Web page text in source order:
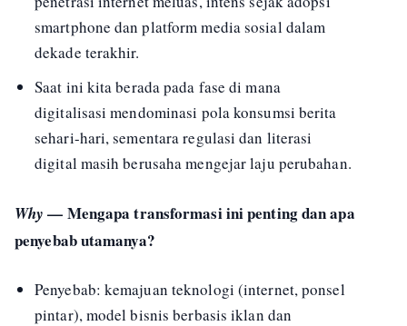
smartphone dan platform media sosial dalam
dekade terakhir.
Saat ini kita berada pada fase di mana
digitalisasi mendominasi pola konsumsi berita
sehari-hari, sementara regulasi dan literasi
digital masih berusaha mengejar laju perubahan.
Why — Mengapa transformasi ini penting dan apa
penyebab utamanya?
Penyebab: kemajuan teknologi (internet, ponsel
pintar), model bisnis berbasis iklan dan